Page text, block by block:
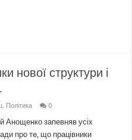
нової структури і
, Політика 0
Анощенко запевняв усіх
про те, що працівники